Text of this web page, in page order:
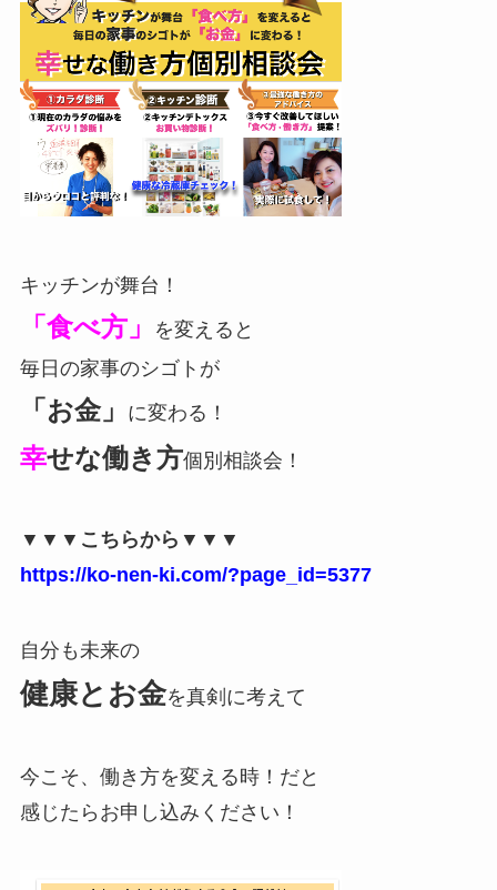
キッチンが舞台！
「食べ方」
を変えると
毎日の家事のシゴトが
「お金」 に変わる！
幸せな働き方個別相談会！
▼▼▼こちらから▼▼▼
https://ko-nen-ki.com/?page_id=5377
自分も未来の
健康とお金を真剣に考えて
今こそ、働き方を変える時！だと
感じたらお申し込みください！